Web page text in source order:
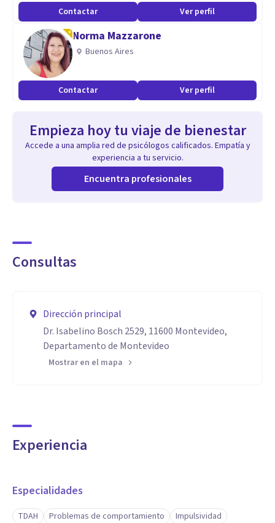
Total disponibilidad
Contactar Ver perfil
Norma Mazzarone
Buenos Aires
Contactar Ver perfil
Empieza hoy tu viaje de bienestar
Accede a una amplia red de psicólogos calificados. Empatía y
experiencia a tu servicio.
Encuentra profesionales
Consultas
Dirección principal
Dr. Isabelino Bosch 2529, 11600 Montevideo,
Departamento de Montevideo
Mostrar en el mapa
Experiencia
Especialidades
TDAH Problemas de comportamiento
Impulsividad